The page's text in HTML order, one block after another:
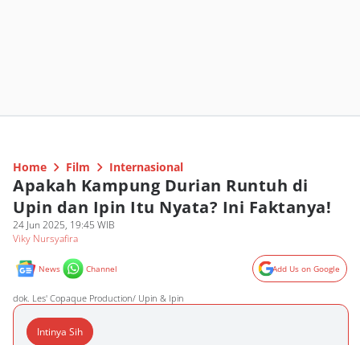
Home Film Internasional
Apakah Kampung Durian Runtuh di
Upin dan Ipin Itu Nyata? Ini Faktanya!
24 Jun 2025, 19:45 WIB
Viky Nursyafira
News Channel Add Us on Google
dok. Les' Copaque Production/ Upin & Ipin
Intinya Sih